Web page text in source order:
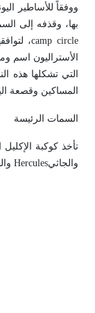
ووفقاً للأساطير
بها، وقذفه إلى
camp circle،
الأستراليون اسم
التي تشكلها هذه
المساكين وقصعة
السمات الرئيسة
تأخذ كوكبة
والجاثيHercules